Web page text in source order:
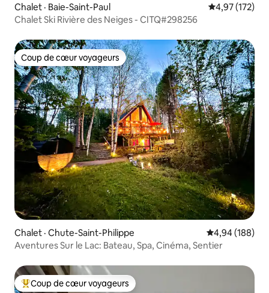
Chalet · Baie-Saint-Paul Note
4,97 (172)
Chalet Ski Rivière des Neiges - CITQ#298256
Coup de cœur voyageurs
Coup de cœur voyageurs
Chalet · Chute-Saint-Philippe Note
4,94 (188)
Aventures Sur le Lac: Bateau, Spa, Cinéma, Sentier
Coup de cœur voyageurs parmi les plus aimés
Coup de cœur voyageurs